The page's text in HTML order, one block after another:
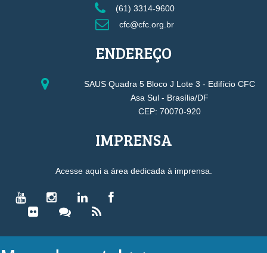
(61) 3314-9600
cfc@cfc.org.br
ENDEREÇO
SAUS Quadra 5 Bloco J Lote 3 - Edifício CFC
Asa Sul - Brasília/DF
CEP: 70070-920
IMPRENSA
Acesse aqui a área dedicada à imprensa.